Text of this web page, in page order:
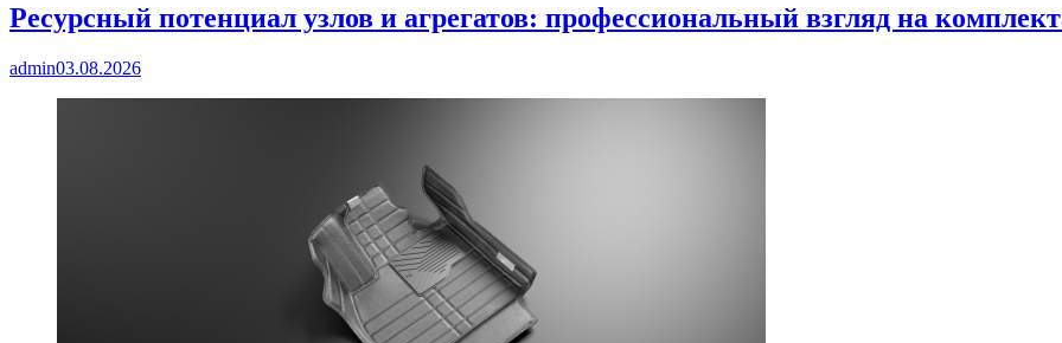
Ресурсный потенциал узлов и агрегатов: профессиональный взгляд на
admin03.08.2026